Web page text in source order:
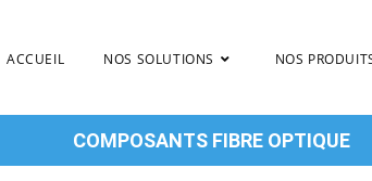
ACCUEIL NOS SOLUTIONS NOS
COMPOSANTS FIBRE OPTIQUE